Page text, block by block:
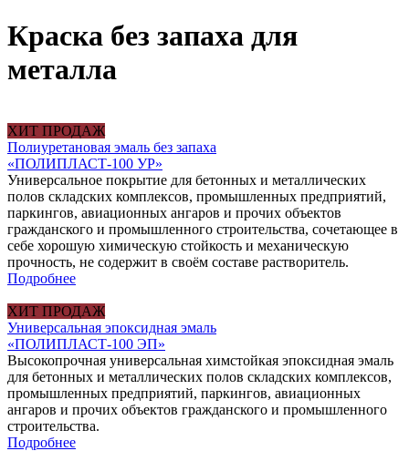
Краска без запаха для
металла
ХИТ ПРОДАЖ
Полиуретановая эмаль без запаха
«ПОЛИПЛАСТ-100 УР»
Универсальное покрытие для бетонных и металлических
полов складских комплексов, промышленных предприятий,
паркингов, авиационных ангаров и прочих объектов
гражданского и промышленного строительства, сочетающее в
себе хорошую химическую стойкость и механическую
прочность, не содержит в своём составе растворитель.
Подробнее
ХИТ ПРОДАЖ
Универсальная эпоксидная эмаль
«ПОЛИПЛАСТ-100 ЭП»
Высокопрочная универсальная химстойкая эпоксидная эмаль
для бетонных и металлических полов складских комплексов,
промышленных предприятий, паркингов, авиационных
ангаров и прочих объектов гражданского и промышленного
строительства.
Подробнее